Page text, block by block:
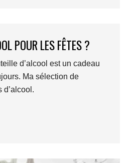
POUR LES FÊTES ?
d’alcool est un cadeau
Ma sélection de
d’alcool.